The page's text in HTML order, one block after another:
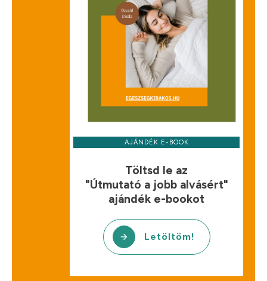
AJÁNDÉK E-BOOK
Töltsd le az
"Útmutató a jobb alvásért"
ajándék e-bookot
Letöltöm!